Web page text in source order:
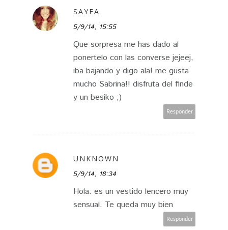
SAYFA
5/9/14, 15:55
Que sorpresa me has dado al
ponertelo con las converse jejeej,
iba bajando y digo ala! me gusta
mucho Sabrina!! disfruta del finde
y un besiko ;)
Responder
UNKNOWN
5/9/14, 18:34
Hola: es un vestido lencero muy
sensual. Te queda muy bien
Responder